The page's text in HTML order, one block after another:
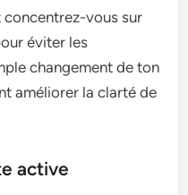
concentrez-vous sur
éviter les
changement de ton
améliorer la clarté de
active